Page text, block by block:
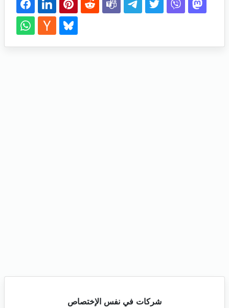
شركات في نفس الإختصاص